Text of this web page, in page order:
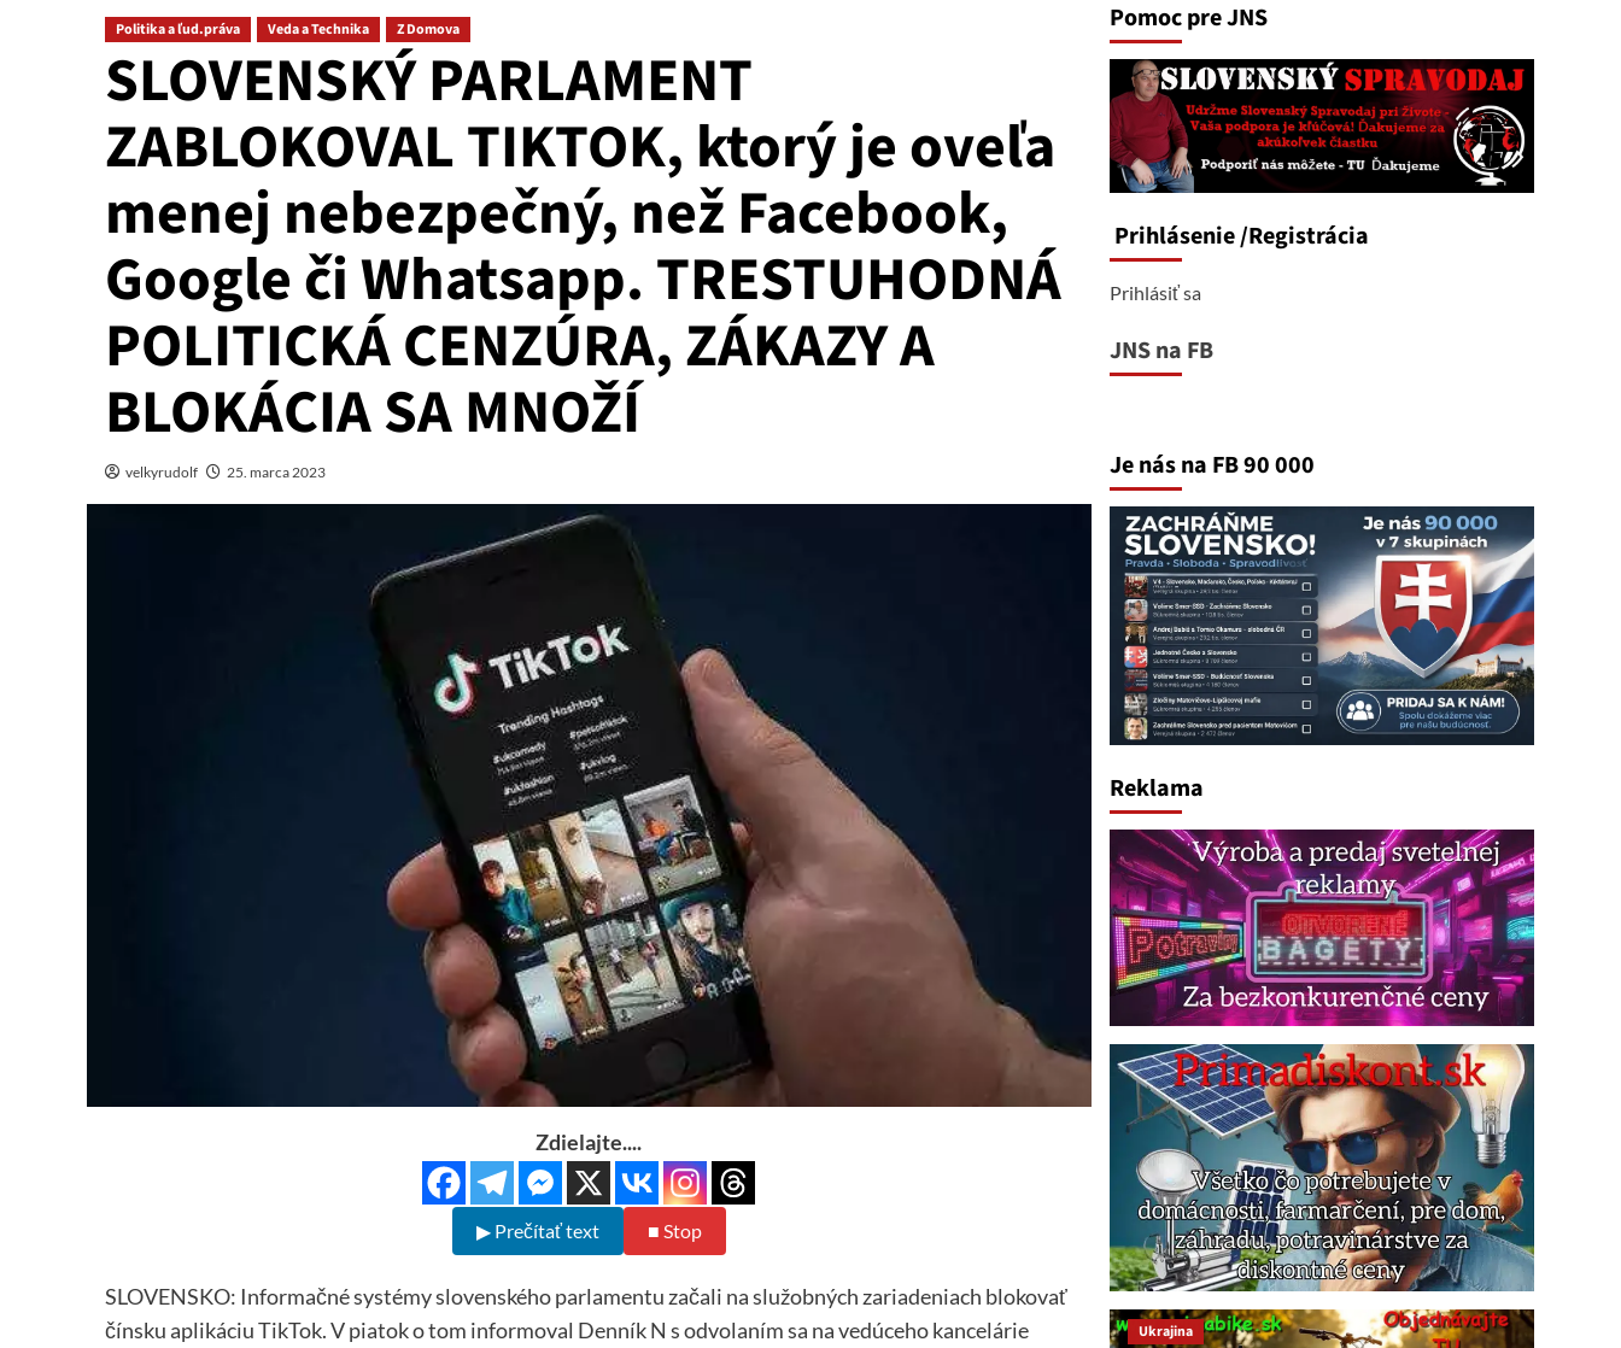
Politika a ľud.práva Veda a Technika Z Domova
SLOVENSKÝ PARLAMENT
ZABLOKOVAL TIKTOK, ktorý je oveľa
menej nebezpečný, než Facebook,
Google či Whatsapp. TRESTUHODNÁ
POLITICKÁ CENZÚRA, ZÁKAZY A
BLOKÁCIA SA MNOŽÍ
velkyrudolf 25. marca 2023
Zdielajte....
▶ Prečítať text ■ Stop
SLOVENSKO: Informačné systémy slovenského parlamentu začali na služobných zariadeniach blokovať
čínsku aplikáciu TikTok. V piatok o tom informoval Denník N s odvolaním sa na vedúceho kancelárie
Pomoc pre JNS
Prihlásenie/Registrácia
Prihlásiť sa
JNS na FB
Je nás na FB 90 000
Reklama
Ukrajina